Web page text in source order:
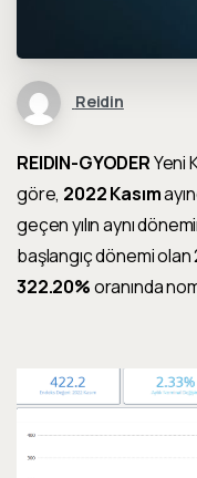
Reidin
REIDIN-GYODERYeni
göre, 2022 Kasım
geçen yılın aynı
başlangıç dönemi olan
322.20%oranında